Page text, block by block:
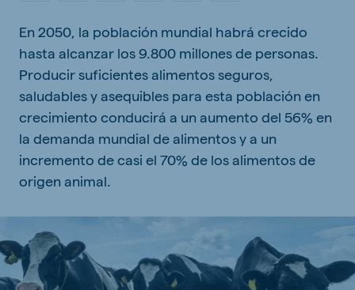
En 2050, la población mundial habrá crecido
hasta alcanzar los 9.800 millones de personas.
Producir suficientes alimentos seguros,
saludables y asequibles para esta población en
crecimiento conducirá a un aumento del 56% en
la demanda mundial de alimentos y a un
incremento de casi el 70% de los alimentos de
origen animal.